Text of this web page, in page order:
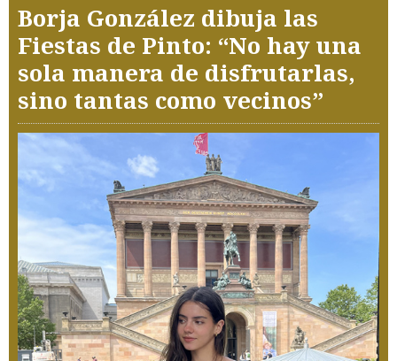
Borja González dibuja las
Fiestas de Pinto: “No hay una
sola manera de disfrutarlas,
sino tantas como vecinos”